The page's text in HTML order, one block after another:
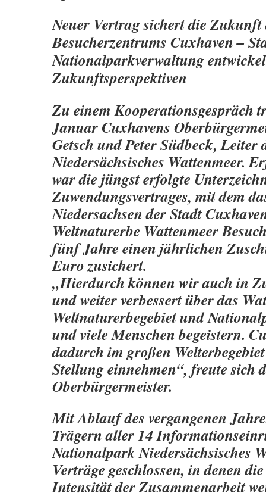
Neuer Vertrag sichert die Zukunft
Besucherzentrums Cuxhaven –
Nationalparkverwaltung
Zukunftsperspektiven
Zu einem Kooperationsgespräch
Januar Cuxhavens
Getsch und Peter Südbeck,
Niedersächsisches Wattenmeer.
war die jüngst erfolgte
Zuwendungsvertrages, mit dem
Niedersachsen der Stadt
Weltnaturerbe Wattenmeer
fünf Jahre einen jährlichen
Euro zusichert.
„Hierdurch können wir auch in
und weiter verbessert über das
Weltnaturerbegebiet und
und viele Menschen begeistern.
dadurch im großen
Stellung einnehmen“, freute sich
Oberbürgermeister.
Mit Ablauf des vergangenen
Trägern aller 14
Nationalpark Niedersächsisches
Verträge geschlossen, in denen
Intensität der Zusammenarbeit